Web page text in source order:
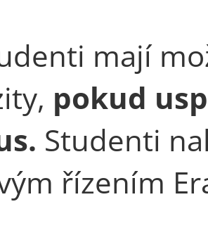
mají
pokud
Studenti
řízením